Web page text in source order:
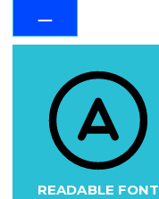
READABLE FONT